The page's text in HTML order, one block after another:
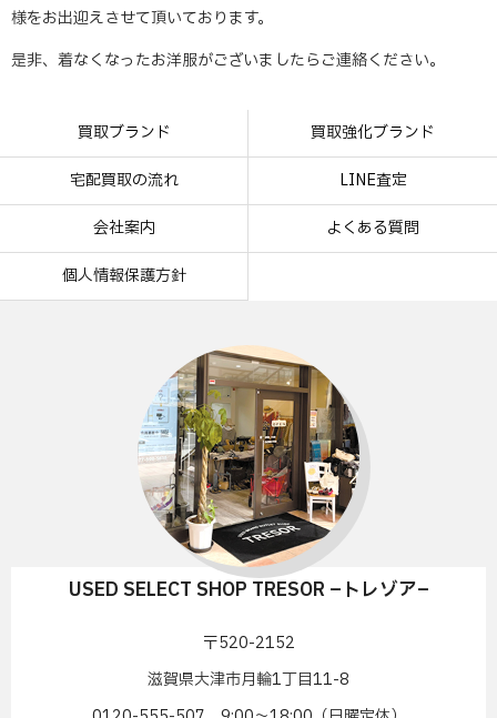
様をお出迎えさせて頂いております。
是非、着なくなったお洋服がございましたらご連絡ください。
買取ブランド 買取強化ブランド
宅配買取の流れ LINE査定
会社案内 よくある質問
個人情報保護方針
USED SELECT SHOP TRESOR –トレゾア–
〒520-2152
滋賀県大津市月輪1丁目11-8